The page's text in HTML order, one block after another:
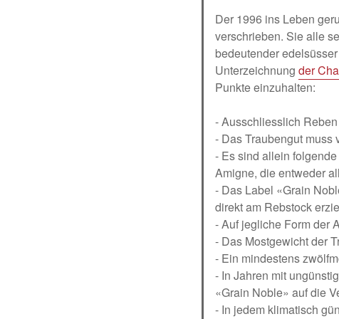
Der 1996 ins Leben
verschrieben. Sie alle
bedeutender
Unterzeichnung der
Punkte einzuhalten:
- Ausschliesslich
- Das Traubengut muss
- Es sind allein
Amigne, die entweder
- Das Label «Grain
direkt am Rebstock
- Auf jegliche Form der
- Das Mostgewicht der
- Ein mindestens
- In Jahren mit
«Grain Noble» auf die
- In jedem klimatisch